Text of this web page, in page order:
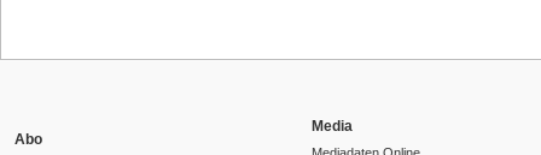
Abo
Media